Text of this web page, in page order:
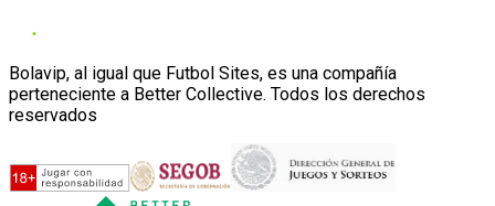
Bolavip, al igual que Futbol Sites, es una compañía
perteneciente a Better Collective. Todos los derechos
reservados